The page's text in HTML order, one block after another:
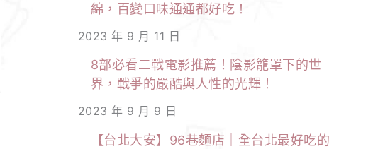
綿，百變口味通通都好吃！
2023 年 9 月 11 日
8部必看二戰電影推薦！陰影籠罩下的世
界，戰爭的嚴酷與人性的光輝！
2023 年 9 月 9 日
【台北大安】96巷麵店｜全台北最好吃的